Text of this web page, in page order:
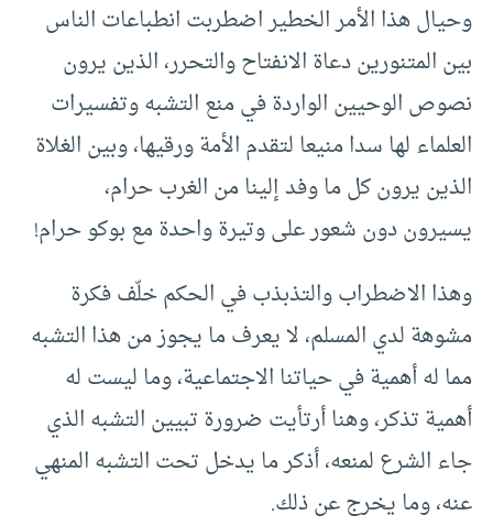
وحيال هذا الأمر الخطير اضطربت انطباعات الناس
بين المتنورين دعاة الانفتاح والتحرر، الذين يرون
نصوص الوحيين الواردة في منع التشبه وتفسيرات
العلماء لها سدا منيعا لتقدم الأمة ورقيها، وبين الغلاة
الذين يرون كل ما وفد إلينا من الغرب حرام،
يسيرون دون شعور على وتيرة واحدة مع بوكو حرام!
وهذا الاضطراب والتذبذب في الحكم خلّف فكرة
مشوهة لدي المسلم، لا يعرف ما يجوز من هذا التشبه
مما له أهمية في حياتنا الاجتماعية، وما ليست له
أهمية تذكر، وهنا أرتأيت ضرورة تبيين التشبه الذي
جاء الشرع لمنعه، أذكر ما يدخل تحت التشبه المنهي
عنه، وما يخرج عن ذلك.